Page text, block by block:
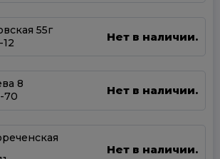
55г
Нет в наличии.
8
70
Нет в наличии.
Нет в наличии.